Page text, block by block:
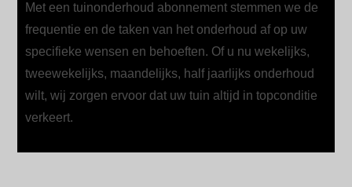
Met een tuinonderhoud abonnement stemmen we de
frequentie en de taken van het onderhoud af op uw
specifieke wensen en behoeften. Of u nu wekelijks,
tweewekelijks, maandelijks, half jaarlijks onderhoud
wilt, wij zorgen ervoor dat uw tuin altijd in topconditie
verkeert.